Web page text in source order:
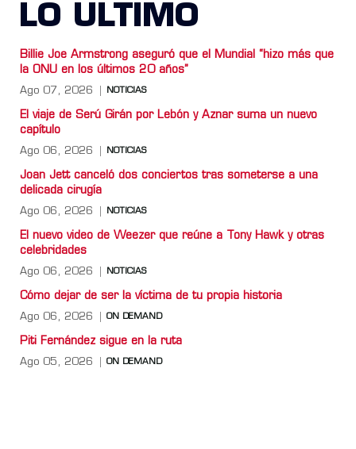
LO ULTIMO
Billie Joe Armstrong aseguró que el Mundial “hizo más que
la ONU en los últimos 20 años”
Ago 07, 2026 NOTICIAS
El viaje de Serú Girán por Lebón y Aznar suma un nuevo
capítulo
Ago 06, 2026 NOTICIAS
Joan Jett canceló dos conciertos tras someterse a una
delicada cirugía
Ago 06, 2026 NOTICIAS
El nuevo video de Weezer que reúne a Tony Hawk y otras
celebridades
Ago 06, 2026 NOTICIAS
Cómo dejar de ser la víctima de tu propia historia
Ago 06, 2026 ON DEMAND
Piti Fernández sigue en la ruta
Ago 05, 2026 ON DEMAND